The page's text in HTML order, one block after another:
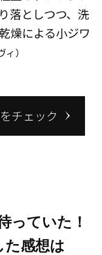
落としつつ、洗
燥による小ジワ
）
チェック
っていた！
た感想は